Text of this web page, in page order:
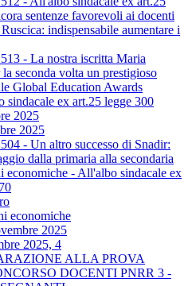
sentenze favorevoli ai docenti
indispensabile aumentare i
- La nostra iscritta Maria
seconda volta un prestigioso
Global Education Awards
sindacale ex art.25 legge 300
2025
2025
- Un altro successo di Snadir:
dalla primaria alla secondaria
economiche - All'albo sindacale ex
economiche
2025
2025, 4
ALLA PROVA
DOCENTI PNRR 3 -